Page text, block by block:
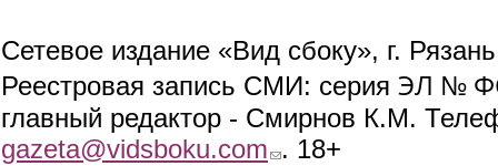
Сетевое издание «Вид сбоку», г.
Реестровая запись СМИ: серия ЭЛ №
главный редактор - Смирнов К.М.
gazeta@vidsboku.com (link sends e-mail)
. 18+